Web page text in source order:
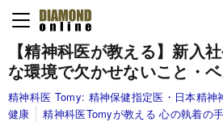
【精神科医が教える】新入
な環境で欠かせないこと・
精神科医 Tomy: 精神保健指定医・日本精神
健康
精神科医Tomyが教える 心の執着の